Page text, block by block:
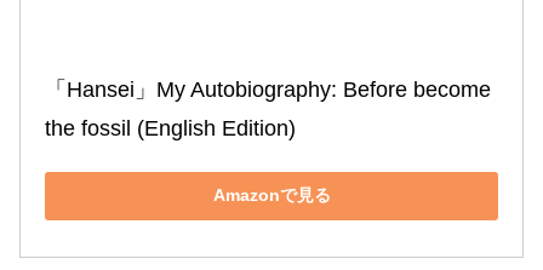
「Hansei」My Autobiography: Before become
the fossil (English Edition)
Amazonで見る